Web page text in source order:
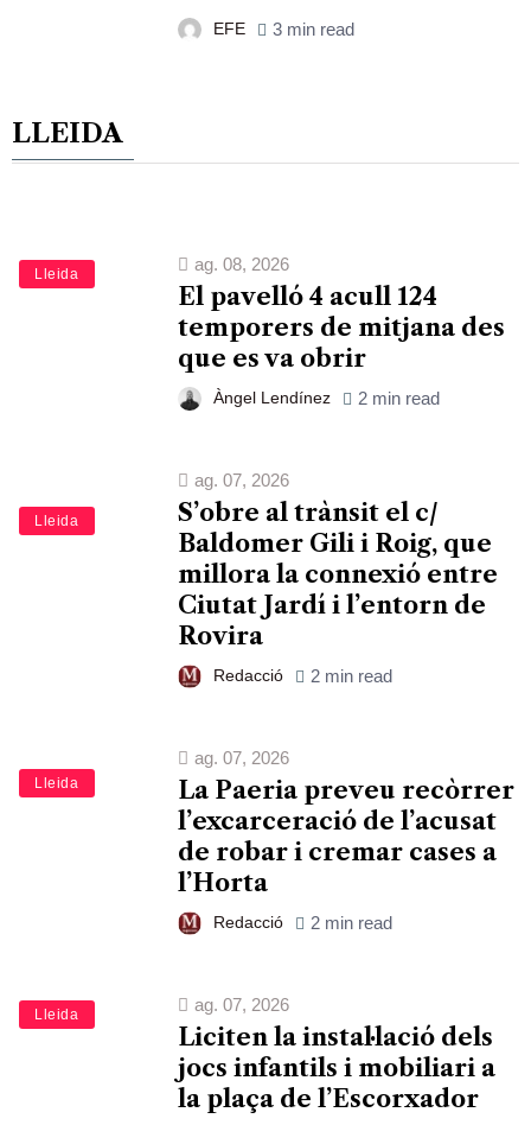
EFE 3 min read
LLEIDA
Lleida
ag. 08, 2026
El pavelló 4 acull 124
temporers de mitjana des
que es va obrir
Àngel Lendínez 2 min read
Lleida
ag. 07, 2026
S’obre al trànsit el c/
Baldomer Gili i Roig, que
millora la connexió entre
Ciutat Jardí i l’entorn de
Rovira
Redacció 2 min read
Lleida
ag. 07, 2026
La Paeria preveu recòrrer
l’excarceració de l’acusat
de robar i cremar cases a
l’Horta
Redacció 2 min read
Lleida
ag. 07, 2026
Liciten la instal·lació dels
jocs infantils i mobiliari a
la plaça de l’Escorxador